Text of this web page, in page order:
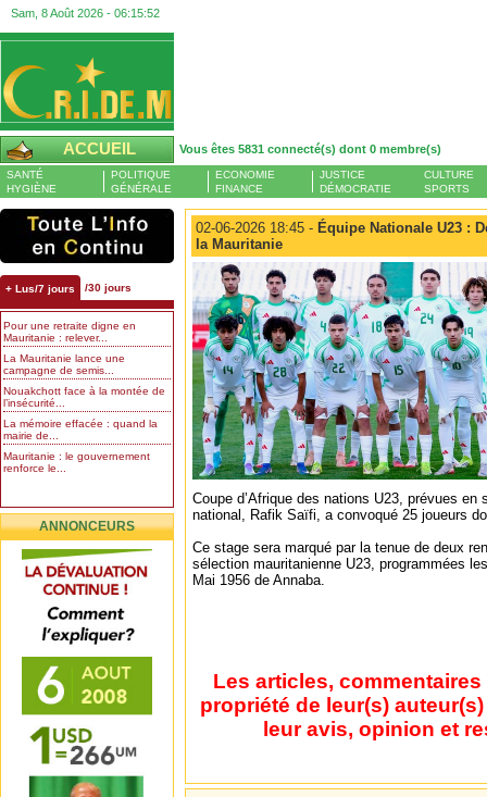
Sam, 8 Août 2026 - 06:15:53
ACCUEIL Vous êtes 5831 connecté(s) dont 0 membre(s)
SANTÉ
HYGIÈNE
POLITIQUE
GÉNÉRALE
ECONOMIE
FINANCE
JUSTICE
DÉMOCRATIE
CULTURE
SPORTS
+ Lus/7 jours /30 jours
Pour une retraite digne en
Mauritanie : relever...
La Mauritanie lance une
campagne de semis...
Nouakchott face à la montée de
l’insécurité...
La mémoire effacée : quand la
mairie de...
Mauritanie : le gouvernement
renforce le...
ANNONCEURS
02-06-2026 18:45 - Équipe Nationale U23 :
la Mauritanie
Coupe d’Afrique des nations U23, prévues en
national, Rafik Saïfi, a convoqué 25 joueurs
Ce stage sera marqué par la tenue de deux
sélection mauritanienne U23, programmées
Mai 1956 de Annaba.
Les articles,
propriété de leur(s)
leur avis, opinion et